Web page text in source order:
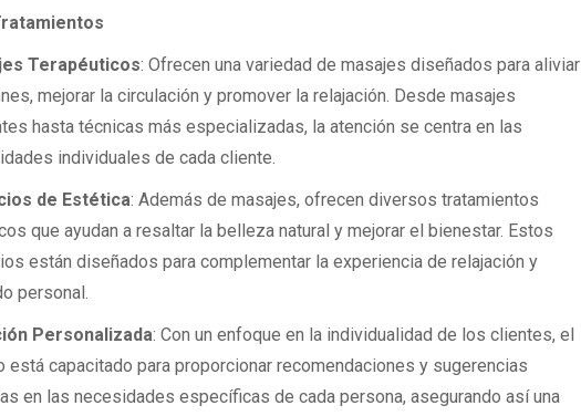
Terapéuticos: Ofrecen una variedad de masajes diseñados para aliviar
mejorar la circulación y promover la relajación. Desde masajes
hasta técnicas más especializadas, la atención se centra en las
individuales de cada cliente.
de Estética: Además de masajes, ofrecen diversos tratamientos
que ayudan a resaltar la belleza natural y mejorar el bienestar. Estos
están diseñados para complementar la experiencia de relajación y
personal.
Personalizada: Con un enfoque en la individualidad de los clientes, el
está capacitado para proporcionar recomendaciones y sugerencias
en las necesidades específicas de cada persona, asegurando así una